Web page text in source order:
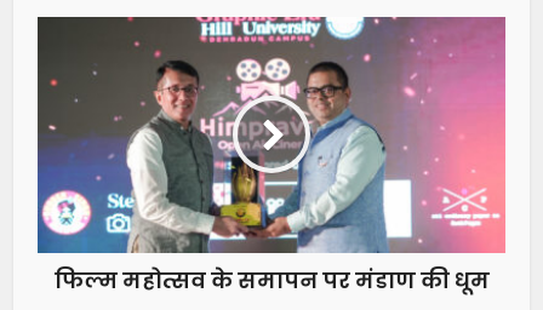
फिल्म महोत्सव के समापन पर मंडाण की धूम